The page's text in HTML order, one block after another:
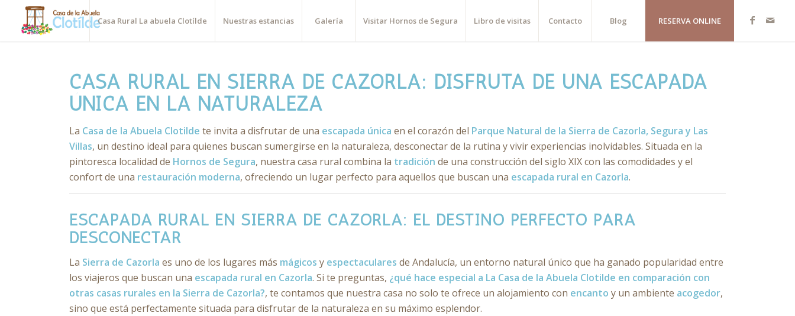
Casa Rural La abuela Clotílde Nuestras estancias Galería Visitar Hornos de Segura Libro de visitas Contacto Blog RESERVA ONLINE
CASA RURAL EN SIERRA DE CAZORLA: DISFRUTA DE UNA ESCAPADA
ÚNICA EN LA NATURALEZA
La Casa de la Abuela Clotilde te invita a disfrutar de una escapada única en el corazón del Parque Natural de la Sierra de Cazorla, Segura y Las
Villas, un destino ideal para quienes buscan sumergirse en la naturaleza, desconectar de la rutina y vivir experiencias inolvidables. Situada en la
pintoresca localidad de Hornos de Segura, nuestra casa rural combina la tradición de una construcción del siglo XIX con las comodidades y el
confort de una restauración moderna, ofreciendo un lugar perfecto para aquellos que buscan una escapada rural en Cazorla.
ESCAPADA RURAL EN SIERRA DE CAZORLA: EL DESTINO PERFECTO PARA
DESCONECTAR
La Sierra de Cazorla es uno de los lugares más mágicos y espectaculares de Andalucía, un entorno natural único que ha ganado popularidad entre
los viajeros que buscan una escapada rural en Cazorla. Si te preguntas, ¿qué hace especial a La Casa de la Abuela Clotilde en comparación con
otras casas rurales en la Sierra de Cazorla?, te contamos que nuestra casa no solo te ofrece un alojamiento con encanto y un ambiente acogedor,
sino que está perfectamente situada para disfrutar de la naturaleza en su máximo esplendor.